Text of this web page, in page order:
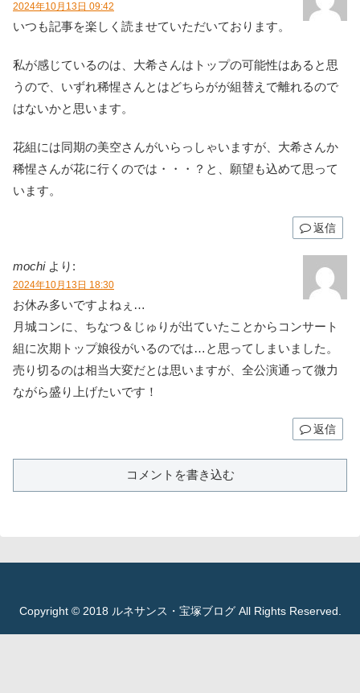
2024年10月13日 09:42
いつも記事を楽しく読ませていただいております。
私が感じているのは、大希さんはトップの可能性はあると思
うので、いずれ稀惺さんとはどちらがが組替えで離れるので
はないかと思います。
花組には同期の美空さんがいらっしゃいますが、大希さんか
稀惺さんが花に行くのでは・・・？と、願望も込めて思って
います。
返信
mochi より:
2024年10月13日 18:30
お休み多いですよねぇ…
月城コンに、ちなつ＆じゅりが出ていたことからコンサート
組に次期トップ娘役がいるのでは…と思ってしまいました。
売り切るのは相当大変だとは思いますが、全公演通って微力
ながら盛り上げたいです！
返信
コメントを書き込む
Copyright © 2018 ルネサンス・宝塚ブログ All Rights Reserved.